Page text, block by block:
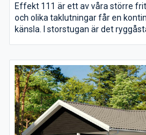
Effekt 111 är ett av våra större
och olika taklutningar får en
känsla. I storstugan är det
Matplatsen har även försetts
man upp är det nästan som att
ett praktiskt kök med gott om
och dessutom två takförsedda